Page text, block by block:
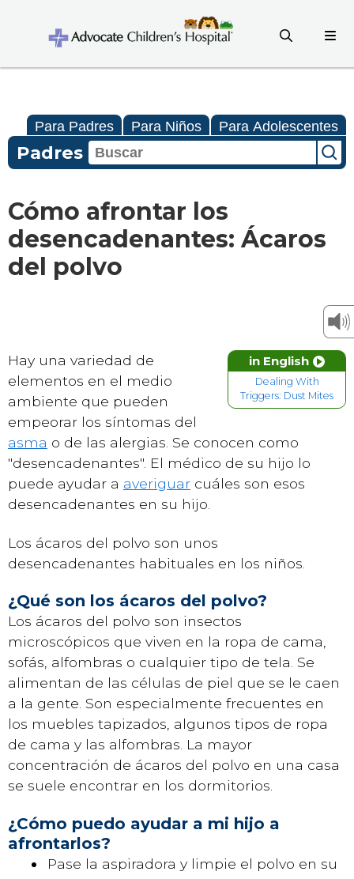
Para Padres Para Niños Para Adolescentes
Padres
Cómo afrontar los
desencadenantes: Ácaros
del polvo
in English
Dealing With
Triggers: Dust Mites
Hay una variedad de
elementos en el medio
ambiente que pueden
empeorar los síntomas del
asma o de las alergias. Se conocen como
"desencadenantes". El médico de su hijo lo
puede ayudar a averiguar cuáles son esos
desencadenantes en su hijo.
Los ácaros del polvo son unos
desencadenantes habituales en los niños.
¿Qué son los ácaros del polvo?
Los ácaros del polvo son insectos
microscópicos que viven en la ropa de cama,
sofás, alfombras o cualquier tipo de tela. Se
alimentan de las células de piel que se le caen
a la gente. Son especialmente frecuentes en
los muebles tapizados, algunos tipos de ropa
de cama y las alfombras. La mayor
concentración de ácaros del polvo en una casa
se suele encontrar en los dormitorios.
¿Cómo puedo ayudar a mi hijo a
afrontarlos?
Pase la aspiradora y limpie el polvo en su